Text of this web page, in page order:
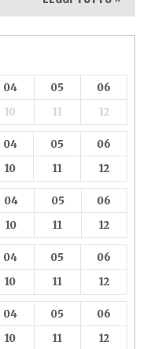
04 05
06
10 11 12
04 05
06
10 11 12
04 05
06
10 11 12
04 05
06
10 11 12
04 05
06
10 11 12